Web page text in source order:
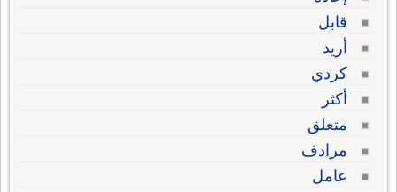
قابل
أريد
كردي
أكثر
متعلق
مرادف
عامل